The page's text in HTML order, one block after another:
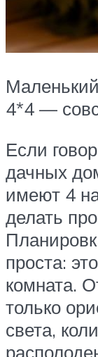
4*4 —
Если
дачных
имеют 4
делать
проста:
комната.
только
света,